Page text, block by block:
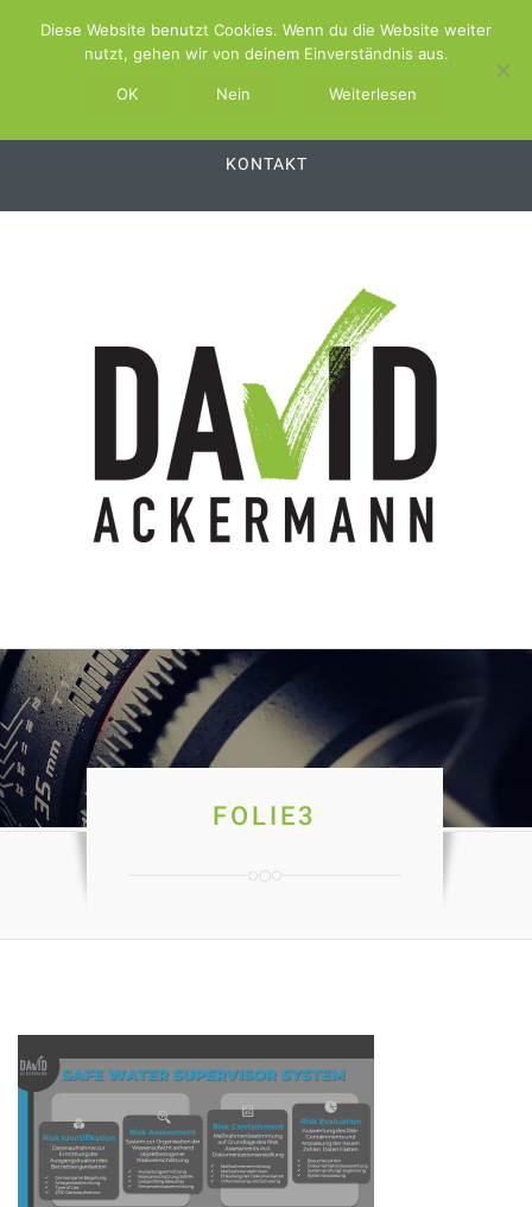
ABOUT SCHWIMMBAD.TV
KONTAKT
FOLIE3
Diese Website benutzt Cookies. Wenn du die Website weiter
nutzt, gehen wir von deinem Einverständnis aus.
OK Nein Weiterlesen